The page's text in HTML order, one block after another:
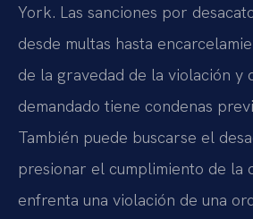
York. Las sanciones por
desde multas hasta
de la gravedad de la violación y
demandado tiene condenas
También puede buscarse el
presionar el cumplimiento de la
enfrenta una violación de una